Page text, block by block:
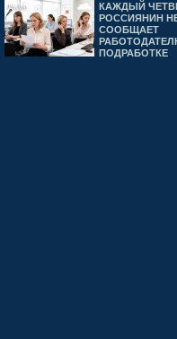
КАЖДЫЙ
РОССИЯНИН
СООБЩАЕТ
ПОДРАБОТКЕ